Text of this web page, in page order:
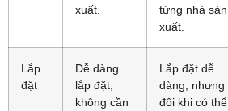
xuất.
từng nhà sản
xuất.
Lắp
đặt
Dễ dàng
lắp đặt,
không cần
Lắp đặt dễ
dàng, nhưng
đôi khi có thể